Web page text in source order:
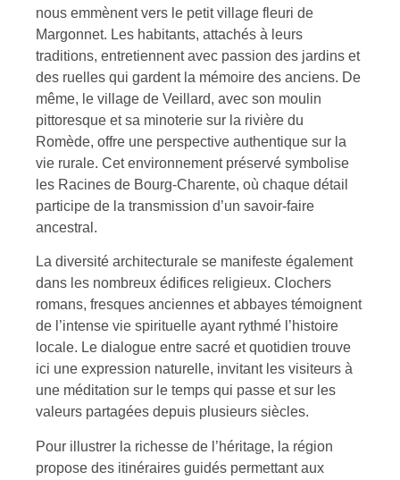
nous emmènent vers le petit village fleuri de
Margonnet. Les habitants, attachés à leurs
traditions, entretiennent avec passion des jardins et
des ruelles qui gardent la mémoire des anciens. De
même, le village de Veillard, avec son moulin
pittoresque et sa minoterie sur la rivière du
Romède, offre une perspective authentique sur la
vie rurale. Cet environnement préservé symbolise
les Racines de Bourg-Charente, où chaque détail
participe de la transmission d’un savoir-faire
ancestral.
La diversité architecturale se manifeste également
dans les nombreux édifices religieux. Clochers
romans, fresques anciennes et abbayes témoignent
de l’intense vie spirituelle ayant rythmé l’histoire
locale. Le dialogue entre sacré et quotidien trouve
ici une expression naturelle, invitant les visiteurs à
une méditation sur le temps qui passe et sur les
valeurs partagées depuis plusieurs siècles.
Pour illustrer la richesse de l’héritage, la région
propose des itinéraires guidés permettant aux